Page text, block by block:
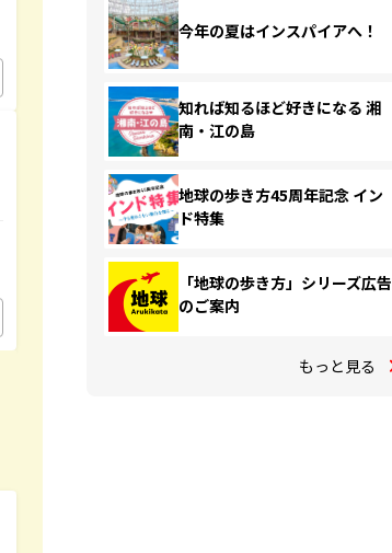
今年の夏はインスパイアへ！
知れば知るほど好きになる 湘
南・江の島
地球の歩き方45周年記念 イン
ド特集
「地球の歩き方」シリーズ広告
のご案内
もっと見る